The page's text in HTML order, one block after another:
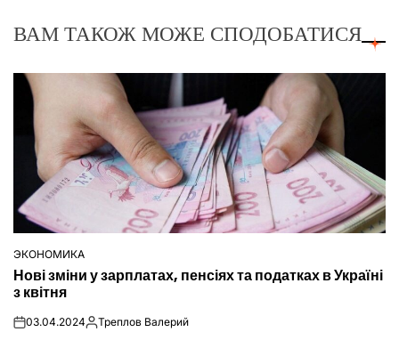
ВАМ ТАКОЖ МОЖЕ СПОДОБАТИСЯ
ОПУБЛІКУВАТИ
У
ЭКОНОМИКА
Нові зміни у зарплатах, пенсіях та податках в Україні
з квітня
on03.04.2024Опубліковано
Треплов Валерий